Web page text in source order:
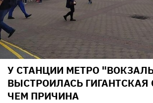
У СТАНЦИИ МЕТРО
ВЫСТРОИЛАСЬ ГИГАНТСКАЯ
ЧЕМ ПРИЧИНА